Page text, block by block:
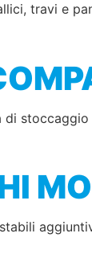
travi e
di